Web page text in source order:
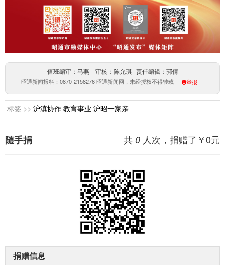
值班编审：马燕 审核：陈允琪 责任编辑：郭倩
昭通新闻报料：0870-2158276 昭通新闻网，未经授权不得转载 举报
标签 >> 沪滇协作 教育事业 沪昭一家亲
共 0 人次，捐赠了￥0元
随手捐
捐赠信息